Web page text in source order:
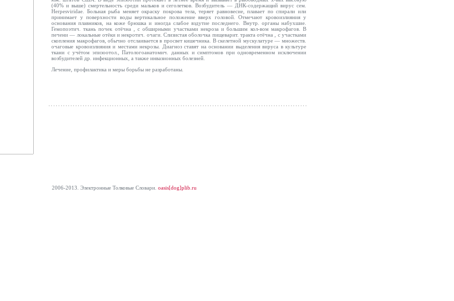
(40% и выше) смертельность среди мальков и сеголетков. Возбудитель — ДНК-содержащий вирус сем.
Herpesviridae. Больная рыба меняет окраску покрова тела, теряет равновесие, плавает по спирали или
принимает у поверхности воды вертикальное положение вверх головой. Отмечают кровоизлияния у
основания плавников, на коже брюшка и иногда слабое вздутие последнего. Внутр. органы набухшие.
Гемопоэтич. ткань почек отёчна
, с обширными участками некроза и большим кол-вом макрофагов. В
печени — локальные отёкии некротич. очаги. Слизистая оболочка пищеварит. тракта отёчна
, с участками
скопления макрофагов, обычно отслаивается в просвет кишечника. В скелетной мускулатуре — множеств.
очаговые кровоизлияния и местами некрозы. Диагноз ставят на основании выделения вируса в культуре
ткани с учётом эпизоотол., Патологоанатомич. данных и симптомов при одновременном исключении
возбудителей др. инфекционных, а также инвазионных болезней.
Лечение, профилактика и меры борьбы не разработаны.
2006-2013. Электронные Толковые Cловари. oasis[dog]plib.ru